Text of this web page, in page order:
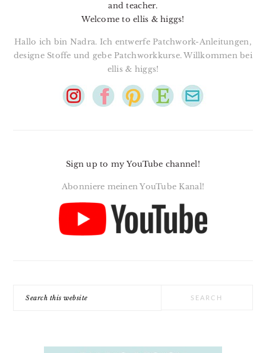
and teacher.
Welcome to ellis & higgs!
Hallo ich bin Nadra. Ich entwerfe Patchwork-Anleitungen,
designe Stoffe und gebe Patchworkkurse. Willkommen bei
ellis & higgs!
Sign up to my YouTube channel!
Abonniere meinen YouTube Kanal!